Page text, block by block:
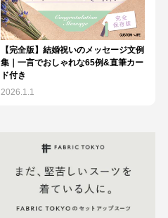
【完全版】結婚祝いのメッセージ文例
集｜一言でおしゃれな65例&直筆カー
ド付き
2026.1.1